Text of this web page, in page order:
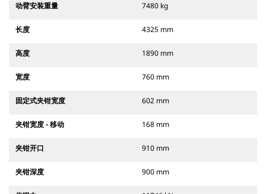
动臂安装重量 7480 kg
长度 4325 mm
高度 1890 mm
宽度 760 mm
固定式夹钳宽度 602 mm
夹钳宽度 - 移动 168 mm
夹钳开口 910 mm
夹钳深度 900 mm